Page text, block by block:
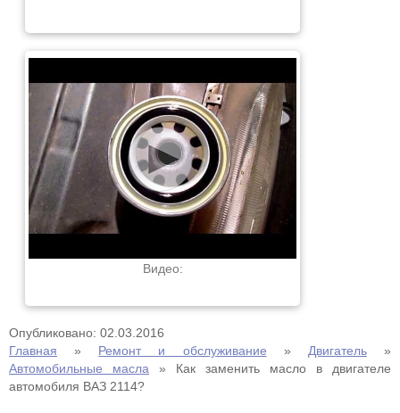
Видео:
Опубликовано: 02.03.2016
Главная » Ремонт и обслуживание » Двигатель»
Автомобильные масла » Как заменить масло в двигателе
автомобиля ВАЗ 2114?